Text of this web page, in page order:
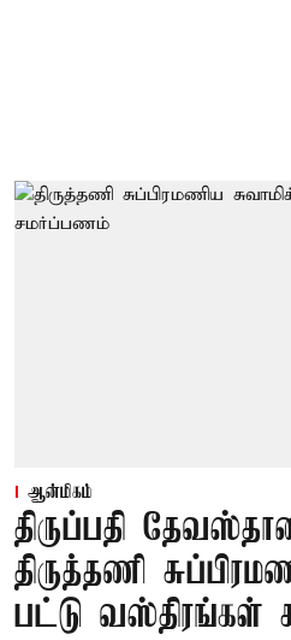
ஆன்மிகம்
திருப்பதி
திருத்தணி
பட்டு வஸ்திரங்கள்